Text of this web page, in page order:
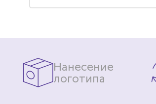
именно тот цвет, который хотела!
Нанесение
логотипа